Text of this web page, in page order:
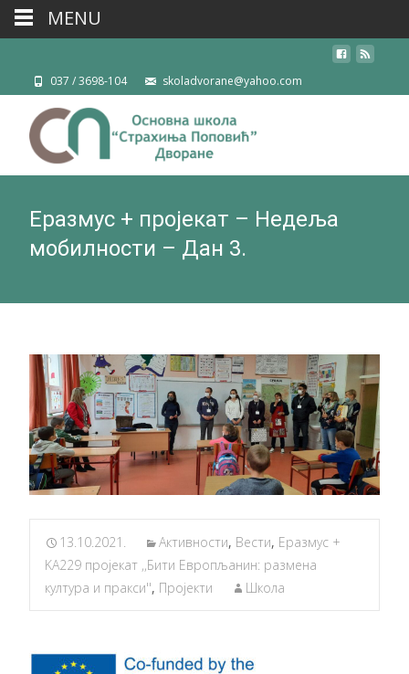
037 / 3698-104 skoladvorane@yahoo.com
Еразмус + пројекат – Недеља
мобилности – Дан 3.
13.10.2021. Активности, Вести, Еразмус +
KA229 пројекат ,,Бити Европљанин: размена
култура и пракси'', Пројекти Школа
MENU